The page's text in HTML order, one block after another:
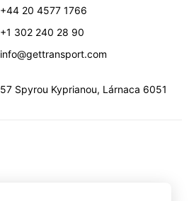
+44 20 4577 1766
+1 302 240 28 90
info@gettransport.com
57 Spyrou Kyprianou, Lárnaca 6051